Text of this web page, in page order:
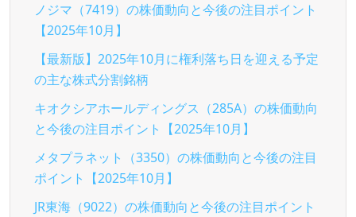
ノジマ（7419）の株価動向と今後の注目ポイント
【2025年10月】
【最新版】2025年10月に権利落ち日を迎える予定
の主な株式分割銘柄
キオクシアホールディングス（285A）の株価動向
と今後の注目ポイント【2025年10月】
メタプラネット（3350）の株価動向と今後の注目
ポイント【2025年10月】
JR東海（9022）の株価動向と今後の注目ポイント